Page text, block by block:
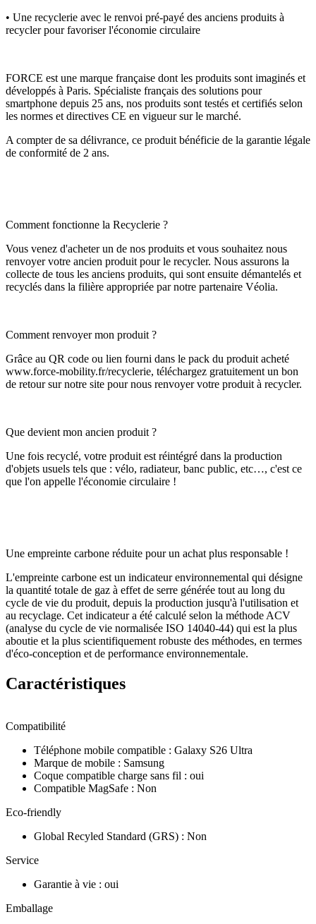
• Une recyclerie avec le renvoi pré-payé des anciens produits à
recycler pour favoriser l'économie circulaire
FORCE est une marque française dont les produits sont imaginés et
développés à Paris. Spécialiste français des solutions pour
smartphone depuis 25 ans, nos produits sont testés et certifiés selon
les normes et directives CE en vigueur sur le marché.
A compter de sa délivrance, ce produit bénéficie de la garantie légale
de conformité de 2 ans.
Comment fonctionne la Recyclerie ?
Vous venez d'acheter un de nos produits et vous souhaitez nous
renvoyer votre ancien produit pour le recycler. Nous assurons la
collecte de tous les anciens produits, qui sont ensuite démantelés et
recyclés dans la filière appropriée par notre partenaire Véolia.
Comment renvoyer mon produit ?
Grâce au QR code ou lien fourni dans le pack du produit acheté
www.force-mobility.fr/recyclerie, téléchargez gratuitement un bon
de retour sur notre site pour nous renvoyer votre produit à recycler.
Que devient mon ancien produit ?
Une fois recyclé, votre produit est réintégré dans la production
d'objets usuels tels que : vélo, radiateur, banc public, etc…, c'est ce
que l'on appelle l'économie circulaire !
Une empreinte carbone réduite pour un achat plus responsable !
L'empreinte carbone est un indicateur environnemental qui désigne
la quantité totale de gaz à effet de serre générée tout au long du
cycle de vie du produit, depuis la production jusqu'à l'utilisation et
au recyclage. Cet indicateur a été calculé selon la méthode ACV
(analyse du cycle de vie normalisée ISO 14040-44) qui est la plus
aboutie et la plus scientifiquement robuste des méthodes, en termes
d'éco-conception et de performance environnementale.
Caractéristiques
Compatibilité
Téléphone mobile compatible : Galaxy S26 Ultra
Marque de mobile : Samsung
Coque compatible charge sans fil : oui
Compatible MagSafe : Non
Eco-friendly
Global Recyled Standard (GRS) : Non
Service
Garantie à vie : oui
Emballage